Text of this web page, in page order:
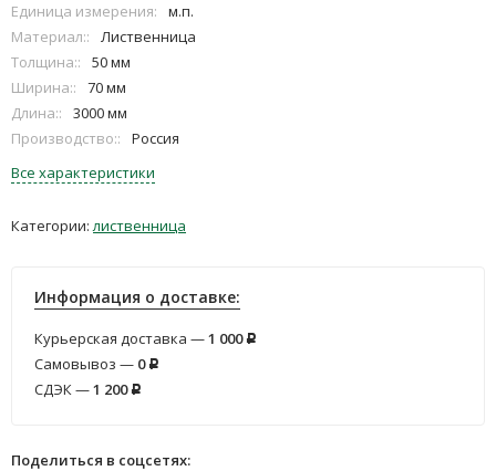
Единица измерения:
м.п.
Материал::
Лиственница
Толщина::
50 мм
Ширина::
70 мм
Длина::
3000 мм
Производство::
Россия
Все характеристики
Категории:лиственница
Информация о доставке:
Курьерская доставка —1 000 Р
Самовывоз — 0 Р
СДЭК —1 200 Р
Поделиться в соцсетях: